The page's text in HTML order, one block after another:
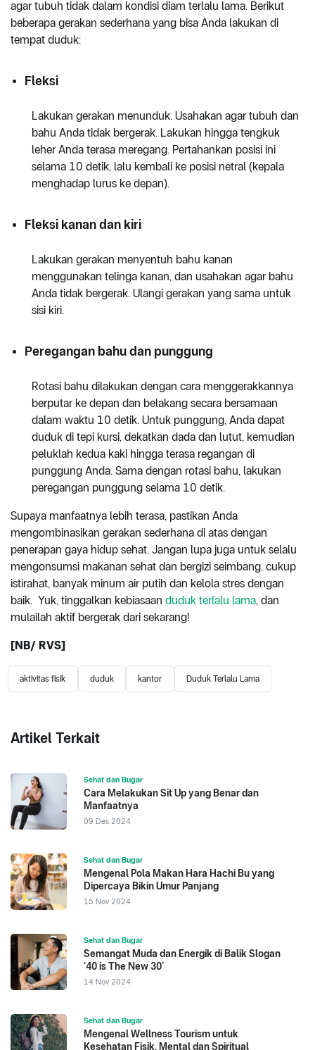
agar tubuh tidak dalam kondisi diam terlalu lama. Berikut
beberapa gerakan sederhana yang bisa Anda lakukan di
tempat duduk:
Fleksi
Lakukan gerakan menunduk. Usahakan agar tubuh dan
bahu Anda tidak bergerak. Lakukan hingga tengkuk
leher Anda terasa meregang. Pertahankan posisi ini
selama 10 detik, lalu kembali ke posisi netral (kepala
menghadap lurus ke depan).
Fleksi kanan dan kiri
Lakukan gerakan menyentuh bahu kanan
menggunakan telinga kanan, dan usahakan agar bahu
Anda tidak bergerak. Ulangi gerakan yang sama untuk
sisi kiri.
Peregangan bahu dan punggung
Rotasi bahu dilakukan dengan cara menggerakkannya
berputar ke depan dan belakang secara bersamaan
dalam waktu 10 detik. Untuk punggung, Anda dapat
duduk di tepi kursi, dekatkan dada dan lutut, kemudian
peluklah kedua kaki hingga terasa regangan di
punggung Anda. Sama dengan rotasi bahu, lakukan
peregangan punggung selama 10 detik.
Supaya manfaatnya lebih terasa, pastikan Anda
mengombinasikan gerakan sederhana di atas dengan
penerapan gaya hidup sehat. Jangan lupa juga untuk selalu
mengonsumsi makanan sehat dan bergizi seimbang, cukup
istirahat, banyak minum air putih dan kelola stres dengan
baik. Yuk, tinggalkan kebiasaan duduk terlalu lama, dan
mulailah aktif bergerak dari sekarang!
[NB/ RVS]
aktivitas fisik duduk kantor Duduk Terlalu Lama
Artikel Terkait
Sehat dan Bugar
Cara Melakukan Sit Up yang Benar dan
Manfaatnya
09 Des 2024
Sehat dan Bugar
Mengenal Pola Makan Hara Hachi Bu yang
Dipercaya Bikin Umur Panjang
15 Nov 2024
Sehat dan Bugar
Semangat Muda dan Energik di Balik Slogan
‘40 is The New 30’
14 Nov 2024
Sehat dan Bugar
Mengenal Wellness Tourism untuk
Kesehatan Fisik, Mental dan Spiritual